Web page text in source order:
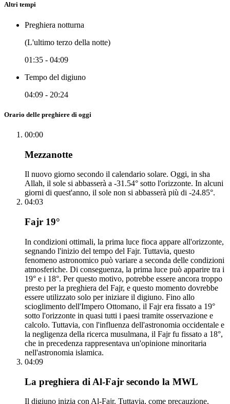
Altri tempi
Preghiera notturna
(L'ultimo terzo della notte)
01:35 - 04:09
Tempo del digiuno
04:09 - 20:24
Orario delle preghiere di oggi
00:00
Mezzanotte
Il nuovo giorno secondo il calendario solare. Oggi, in sha
Allah, il sole si abbasserà a -31.54° sotto l'orizzonte. In alcuni
giorni di quest'anno, il sole non si abbasserà più di -24.85°.
04:03
Fajr 19°
In condizioni ottimali, la prima luce fioca appare all'orizzonte,
segnando l'inizio del tempo del Fajr. Tuttavia, questo
fenomeno astronomico può variare a seconda delle condizioni
atmosferiche. Di conseguenza, la prima luce può apparire tra i
19° e i 18°. Per questo motivo, potrebbe essere ancora troppo
presto per la preghiera del Fajr, e questo momento dovrebbe
essere utilizzato solo per iniziare il digiuno. Fino allo
scioglimento dell'Impero Ottomano, il Fajr era fissato a 19°
sotto l'orizzonte in quasi tutti i paesi tramite osservazione e
calcolo. Tuttavia, con l'influenza dell'astronomia occidentale e
la negligenza della ricerca musulmana, il Fajr fu fissato a 18°,
che in precedenza rappresentava un'opinione minoritaria
nell'astronomia islamica.
04:09
La preghiera di Al-Fajr secondo la MWL
Il digiuno inizia con Al-Fajr. Tuttavia, come precauzione,